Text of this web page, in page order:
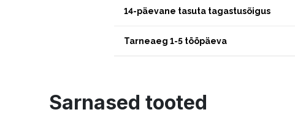
14-päevane tasuta tagastusõigus
Tarneaeg 1-5 tööpäeva
Sarnased tooted